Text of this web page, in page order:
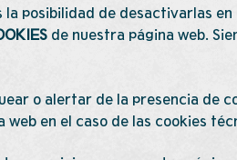
posibilidad de desactivarlas en
de nuestra página web.
o alertar de la presencia de
en el caso de las cookies